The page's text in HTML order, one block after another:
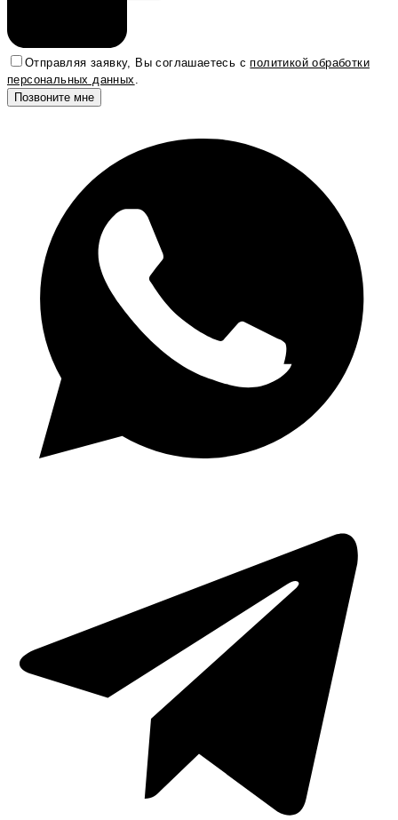
Отправляя заявку, Вы соглашаетесь сполитикой обработки
персональных данных.